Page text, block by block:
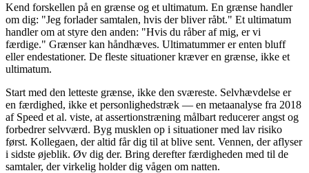
Kend forskellen på en grænse og et ultimatum. En grænse handler
om dig: "Jeg forlader samtalen, hvis der bliver råbt." Et ultimatum
handler om at styre den anden: "Hvis du råber af mig, er vi
færdige." Grænser kan håndhæves. Ultimatummer er enten bluff
eller endestationer. De fleste situationer kræver en grænse, ikke et
ultimatum.
Start med den letteste grænse, ikke den sværeste. Selvhævdelse er
en færdighed, ikke et personlighedstræk — en metaanalyse fra 2018
af Speed et al. viste, at assertionstræning målbart reducerer angst og
forbedrer selvværd. Byg musklen op i situationer med lav risiko
først. Kollegaen, der altid får dig til at blive sent. Vennen, der aflyser
i sidste øjeblik. Øv dig der. Bring derefter færdigheden med til de
samtaler, der virkelig holder dig vågen om natten.